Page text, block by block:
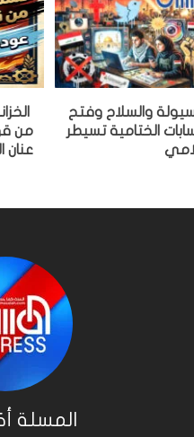
والسلاح وفتح
الختامية تسيطر
من
عنان
المسلة